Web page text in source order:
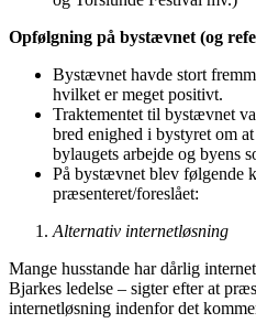
Opfølgning på bystævnet (og
Bystævnet havde stort
hvilket er meget positivt.
Traktementet til bystævnet
bred enighed i bystyret om
bylaugets arbejde og byens
På bystævnet blev følgende
præsenteret/foreslået:
Alternativ internetløsning
Mange husstande har dårlig
Bjarkes ledelse – sigter efter at
internetløsning indenfor det